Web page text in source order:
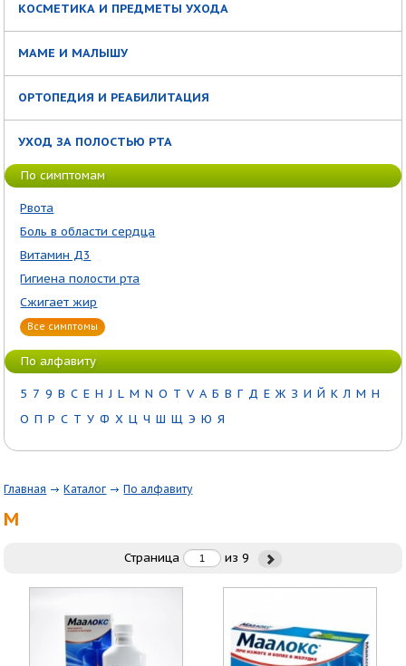
КОСМЕТИКА И ПРЕДМЕТЫ УХОДА
МАМЕ И МАЛЫШУ
ОРТОПЕДИЯ И РЕАБИЛИТАЦИЯ
УХОД ЗА ПОЛОСТЬЮ РТА
По симптомам
Рвота
Боль в области сердца
Витамин Д3
Гигиена полости рта
Сжигает жир
Все симптомы
По алфавиту
5 7 9 B C E H J L M N O T V А Б В Г Д Е Ж З И Й К Л М Н
О П Р С Т У Ф Х Ц Ч Ш Щ Э Ю Я
Главная Каталог По алфавиту
М
Страница из 9